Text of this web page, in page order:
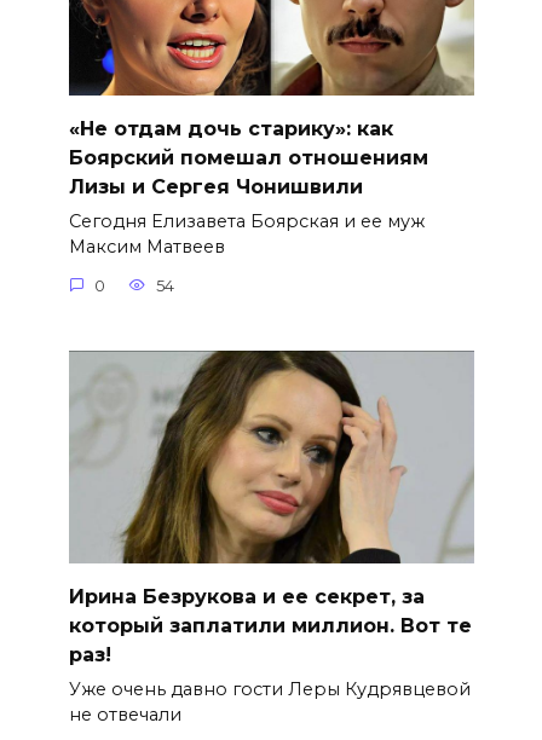
«Не отдам дочь старику»: как
Боярский помешал отношениям
Лизы и Сергея Чонишвили
Сегодня Елизавета Боярская и ее муж
Максим Матвеев
0 54
Ирина Безрукова и ее секрет, за
который заплатили миллион. Вот те
раз!
Уже очень давно гости Леры Кудрявцевой
не отвечали